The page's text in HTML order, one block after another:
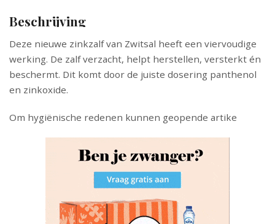
Beschrijving
Deze nieuwe zinkzalf van Zwitsal heeft een viervoudige
werking. De zalf verzacht, helpt herstellen, versterkt én
beschermt. Dit komt door de juiste dosering panthenol
en zinkoxide.
Om hygiënische redenen kunnen geopende artike